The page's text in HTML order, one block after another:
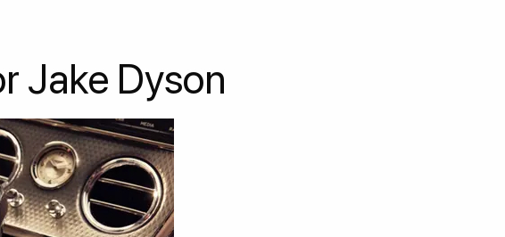
Jake Dyson